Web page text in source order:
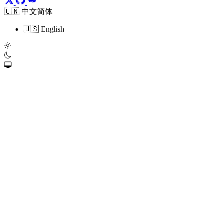
🇨🇳 中文简体
🇺🇸 English